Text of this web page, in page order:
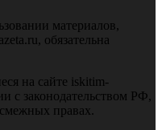
материалов,
обязательна
на сайте iskitim-
с законодательством РФ,
правах.